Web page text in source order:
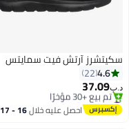
5
سكيتشرز آرتش فيت سمايتس
4.6
22
د.ب‏37.09
#11 في أحذية لوفر وموكاسين
باقي 2 وحدات في المخزون
تم بيع +30 مؤخرًا
احصل عليه خلال 16 - 17